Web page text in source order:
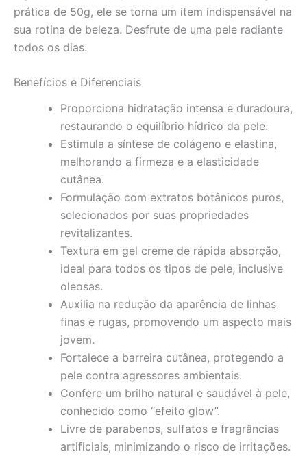
prática de 50g, ele se torna um item indispensável na
sua rotina de beleza. Desfrute de uma pele radiante
todos os dias.
Benefícios e Diferenciais
Proporciona hidratação intensa e duradoura,
restaurando o equilíbrio hídrico da pele.
Estimula a síntese de colágeno e elastina,
melhorando a firmeza e a elasticidade
cutânea.
Formulação com extratos botânicos puros,
selecionados por suas propriedades
revitalizantes.
Textura em gel creme de rápida absorção,
ideal para todos os tipos de pele, inclusive
oleosas.
Auxilia na redução da aparência de linhas
finas e rugas, promovendo um aspecto mais
jovem.
Fortalece a barreira cutânea, protegendo a
pele contra agressores ambientais.
Confere um brilho natural e saudável à pele,
conhecido como “efeito glow”.
Livre de parabenos, sulfatos e fragrâncias
artificiais, minimizando o risco de irritações.